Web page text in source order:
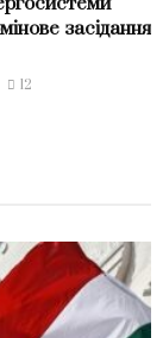
засідання
12